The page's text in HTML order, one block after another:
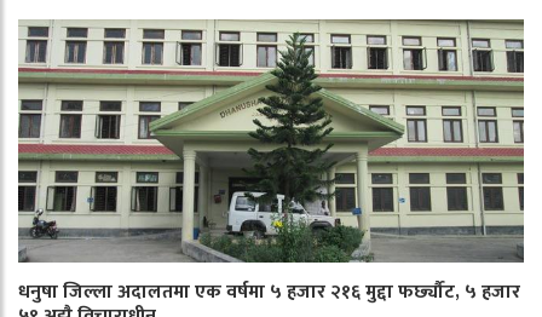
धनुषा जिल्ला अदालतमा एक वर्षमा ५ हजार २१६ मुद्दा फर्छ्यौट, ५ हजार